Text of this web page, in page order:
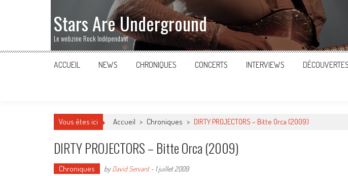
Stars Are Underground
Le webzine Rock Indépendant
ACCUEIL NEWS CHRONIQUES CONCERTS INTERVIEWS DÉCOUVERTES
Vous êtes ici Accueil > Chroniques > DIRTY PROJECTORS – Bitte Orca (2009)
DIRTY PROJECTORS – Bitte Orca (2009)
Chroniques byDavid Servant- 1 juillet 2009